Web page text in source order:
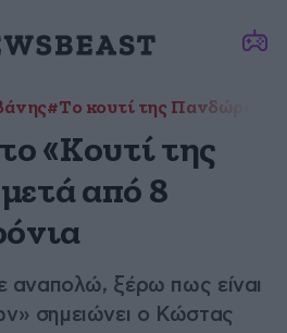
#Το κουτί της Πανδώρας
«Κουτί της
από 8
αναπολώ, ξέρω πως είναι
σημειώνει ο Κώστας